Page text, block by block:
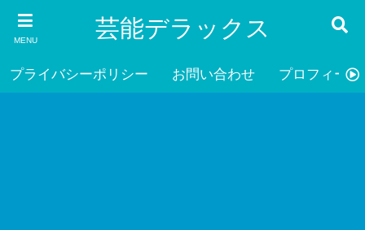
MENU 芸能デラックス
プライバシーポリシー お問い合わせ プロフィール